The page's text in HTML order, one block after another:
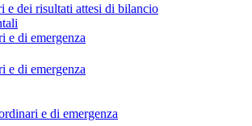
e dei risultati attesi di bilancio
e di emergenza
e di emergenza
e di emergenza